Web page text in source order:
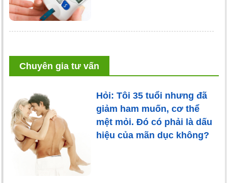
Chuyên gia tư vấn
Hỏi: Tôi 35 tuổi nhưng đã
giảm ham muốn, cơ thể
mệt mỏi. Đó có phải là dấu
hiệu của mãn dục không?